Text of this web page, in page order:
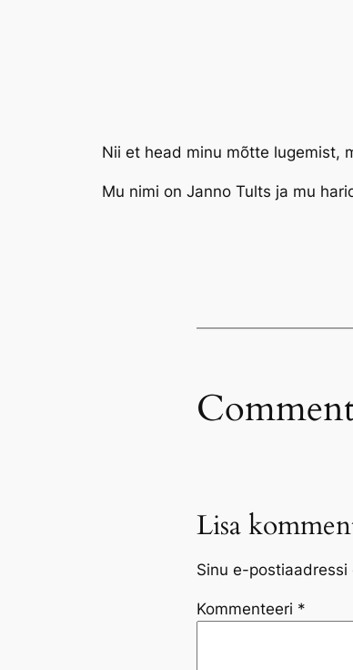
Nii et head minu mõtte lugemist,
Mu nimi on Janno Tults ja mu
Lisa
Sinu e-postiaadressi
Kommenteeri *